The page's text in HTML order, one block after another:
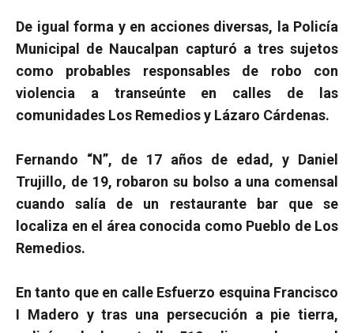
De igual forma y en acciones diversas, la Policía
Municipal de Naucalpan capturó a tres sujetos
como probables responsables de robo con
violencia a transeúnte en calles de las
comunidades Los Remedios y Lázaro Cárdenas.
Fernando “N”, de 17 años de edad, y Daniel
Trujillo, de 19, robaron su bolso a una comensal
cuando salía de un restaurante bar que se
localiza en el área conocida como Pueblo de Los
Remedios.
En tanto que en calle Esfuerzo esquina Francisco
I Madero y tras una persecución a pie tierra,